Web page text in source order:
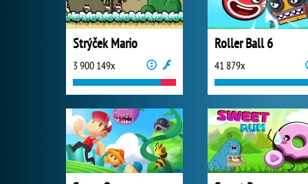
Strýček Mario
3 900 149x
Roller Ball 6
41 879x